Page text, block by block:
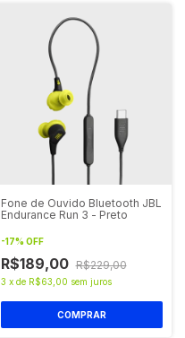
Fone de Ouvido Bluetooth JBL
Endurance Run 3 - Preto
-17% OFF
R$189,00 R$229,00
3 x de R$63,00 sem juros